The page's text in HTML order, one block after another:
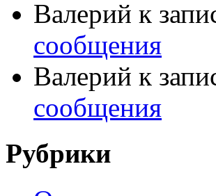
Валерий к
сообщения
Валерий к
сообщения
Рубрики